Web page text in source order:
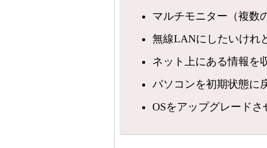
マルチモニター（複数
無線LANにしたいけれ
ネット上にある情報を
パソコンを初期状態に
OSをアップグレードさ